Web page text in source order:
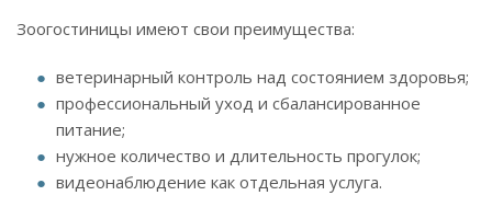
Зоогостиницы имеют свои преимущества:
ветеринарный контроль над состоянием здоровья;
профессиональный уход и сбалансированное
питание;
нужное количество и длительность прогулок;
видеонаблюдение как отдельная услуга.